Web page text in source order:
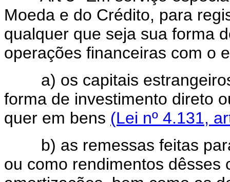
Moeda e do Crédito, para
qualquer que seja sua forma
operações financeiras com o
a) os capitais estrangeiros
forma de investimento direto
quer em bens (Lei nº 4.131,
b) as remessas feitas para
ou como rendimentos dêsses